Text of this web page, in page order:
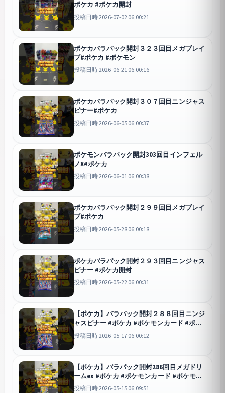
ポケカ #ポケカ開封
投稿日時 2026-07-02 06:00:21
ポケカバラパック開封３２３回目メガブレイ
ブ#ポケカ #ポケモン
投稿日時 2026-06-21 06:00:16
ポケカバラパック開封３０７回目ニンジャス
ピナー#ポケカ
投稿日時 2026-06-05 06:00:37
ポケモンバラパック開封303回目インフェル
ノX#ポケカ
投稿日時 2026-06-01 06:00:38
ポケカバラパック開封２９９回目メガブレイ
ブ#ポケカ
投稿日時 2026-05-28 06:00:18
ポケカバラパック開封２９３回目ニンジャス
ピナー #ポケカ開封
投稿日時 2026-05-22 06:00:31
【ポケカ】バラパック開封２８８回目ニンジ
ャスピナー #ポケカ #ポケモンカード #ポケ
モン #ポケカ投資 #pokemon
#pokemoncards
投稿日時 2026-05-17 06:00:12
【ポケカ】バラパック開封286回目メガドリ
ームex #ポケカ #ポケモンカード #ポケモン
#ポケカ投資 #pokemon #pokemoncards
投稿日時 2026-05-15 06:09:51